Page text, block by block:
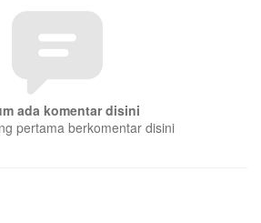
ada komentar disini
pertama berkomentar disini